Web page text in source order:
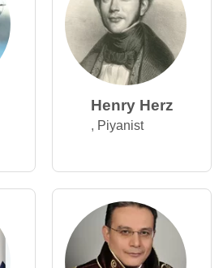
Henry Herz
, Piyanist